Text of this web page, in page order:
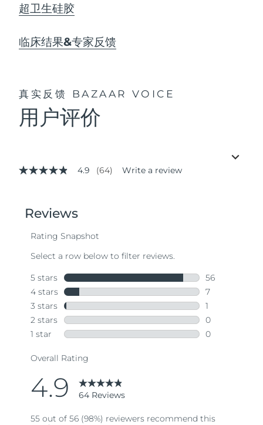
超卫生硅胶
临床结果&专家反馈
真实反馈 BAZAAR VOICE
用户评价
4.9
stars,
average
value.
Same
page
link.
4.9 (64) Write a review